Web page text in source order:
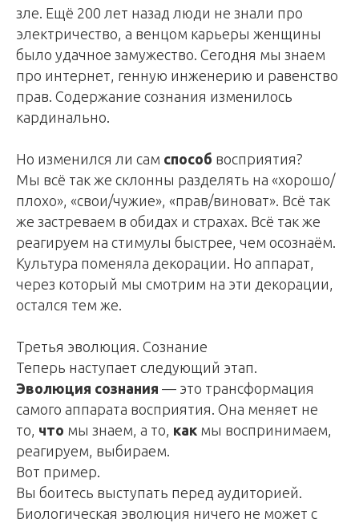
зле. Ещё 200 лет назад люди не знали про
электричество, а венцом карьеры женщины
было удачное замужество. Сегодня мы знаем
про интернет, генную инженерию и равенство
прав. Содержание сознания изменилось
кардинально.
Но изменился ли сам способ восприятия?
Мы всё так же склонны разделять на «хорошо/
плохо», «свои/чужие», «прав/виноват». Всё так
же застреваем в обидах и страхах. Всё так же
реагируем на стимулы быстрее, чем осознаём.
Культура поменяла декорации. Но аппарат,
через который мы смотрим на эти декорации,
остался тем же.
Третья эволюция. Сознание
Теперь наступает следующий этап.
Эволюция сознания — это трансформация
самого аппарата восприятия. Она меняет не
то, что мы знаем, а то, как мы воспринимаем,
реагируем, выбираем.
Вот пример.
Вы боитесь выступать перед аудиторией.
Биологическая эволюция ничего не может с